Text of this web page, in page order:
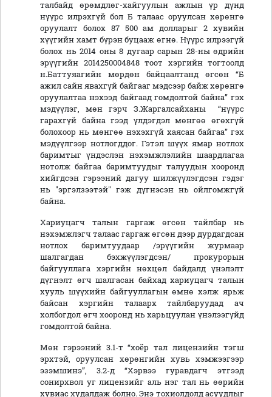
талбайд өрөмдлөг-хайгуулын ажлын үр дүнд
нүүрс илрэхгүй бол Б талаас оруулсан хөрөнгө
оруулалт болох 87 500 ам долларыг 2 хувийн
хүүгийн хамт бүрэн буцааж өгнө. Нүүрс илрээгүй
болох нь 2014 оны 8 дугаар сарын 28-ны өдрийн
эрүүгийн 2014250004848 тоот хэргийн тогтоолд
н.Баттуяагийн мөрдөн байцаалтанд өгсөн “Б
ажил сайн явахгүй байгааг мэдсээр байж хөрөнгө
оруулалтаа нэхээд байгаад гомдолтой байна” гэх
мэдүүлэг, мөн гэрч З.Жаргалсайханы “нүүрс
гарахгүй байна гээд үлдэгдэл мөнгөө өгөхгүй
болохоор нь мөнгөө нэхэхгүй хаясан байгаа” гэх
мэдүүлгээр нотлогддог. Гэтэл шүүх ямар нотлох
баримтыг үндэслэн нэхэмжлэлийн шаардлагаа
нотолж байгаа баримтуудыг талуудын хооронд
хийгдсэн гэрээний дагуу шилжүүлэгдсэн гэдэг
нь "эргэлзээтэй" гэж дүгнэсэн нь ойлгомжгүй
байна.
Хариуцагч талын гаргаж өгсөн тайлбар нь
нэхэмжлэгч талаас гаргаж өгсөн дээр дурдагдсан
нотлох баримтуудаар /эрүүгийн журмаар
шалгагдан бэхжүүлэгдсэн/ прокурорын
байгууллага хэргийн нөхцөл байдалд үнэлэлт
дүгнэлт өгч шалгасан байхад хариуцагч талын
хууль шүүхийн байгууллагын өмнө хэлж ярьж
байсан хэргийн талаарх тайлбаруудад ач
холбогдол өгч хооронд нь харьцуулан үнэлээгүйд
гомдолтой байна.
Мөн гэрээний 3.1-т “хоёр тал лицензийн тэгш
эрхтэй, оруулсан хөрөнгийн хувь хэмжээгээр
эзэмшинэ”, 3.2-д “Хэрвээ гуравдагч этгээд
сонирхвол уг лицензийг аль нэг тал нь өөрийн
хувиас худалдаж болно. Энэ тохиолдолд асуудлыг